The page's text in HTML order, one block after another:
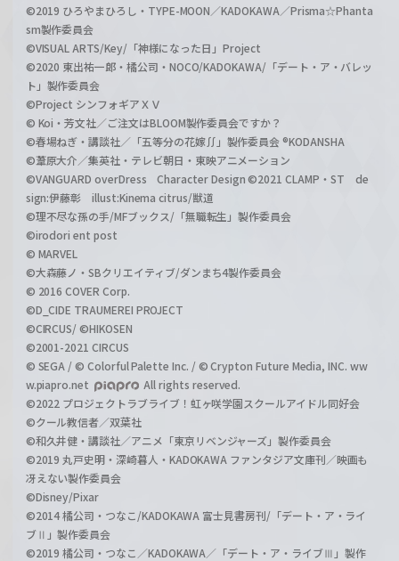
©2019 ひろやまひろし・TYPE-MOON／KADOKAWA／Prisma☆Phanta
sm製作委員会
©VISUAL ARTS/Key/「神様になった日」Project
©2020 東出祐一郎・橘公司・NOCO/KADOKAWA/「デート・ア・バレッ
ト」製作委員会
©Project シンフォギアＸＶ
© Koi・芳文社／ご注文はBLOOM製作委員会ですか？
©春場ねぎ・講談社／「五等分の花嫁∬」製作委員会 ®KODANSHA
©葦原大介／集英社・テレビ朝日・東映アニメーション
©VANGUARD overDress Character Design ©2021 CLAMP・ST de
sign:伊藤彰 illust:Kinema citrus/獣道
©理不尽な孫の手/MFブックス/「無職転生」製作委員会
©irodori ent post
© MARVEL
©大森藤ノ・SBクリエイティブ/ダンまち4製作委員会
© 2016 COVER Corp.
©D_CIDE TRAUMEREI PROJECT
©CIRCUS/ ©HIKOSEN
©2001-2021 CIRCUS
© SEGA / © Colorful Palette Inc. / © Crypton Future Media, INC. ww
w.piapro.net
All rights reserved.
©2022 プロジェクトラブライブ！虹ヶ咲学園スクールアイドル同好会
©クール教信者／双葉社
©和久井健・講談社／アニメ「東京リベンジャーズ」製作委員会
©2019 丸戸史明・深崎暮人・KADOKAWA ファンタジア文庫刊／映画も
冴えない製作委員会
©Disney/Pixar
©2014 橘公司・つなこ/KADOKAWA 富士見書房刊/「デート・ア・ライ
ブⅡ」製作委員会
©2019 橘公司・つなこ／KADOKAWA／「デート・ア・ライブⅢ」製作